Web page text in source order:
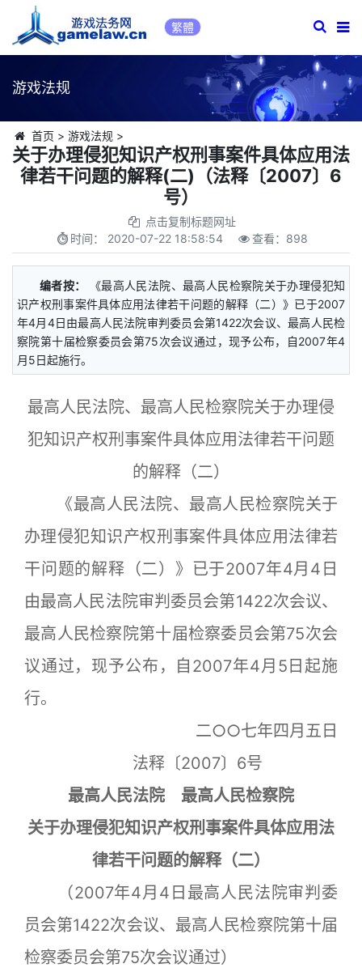
繁體
游戏法规
首页 > 游戏法规 >
关于办理侵犯知识产权刑事案件具体应用法
律若干问题的解释(二)（法释〔2007〕6
号）
点击复制标题网址
时间： 2020-07-22 18:58:54 查看： 898
编者按：
《最高人民法院、最高人民检察院关于办理侵犯知
识产权刑事案件具体应用法律若干问题的解释（二）》已于2007
年4月4日由最高人民法院审判委员会第1422次会议、最高人民检
察院第十届检察委员会第75次会议通过，现予公布，自2007年4
月5日起施行。
最高人民法院、最高人民检察院关于办理侵
犯知识产权刑事案件具体应用法律若干问题
的解释（二）
《最高人民法院、最高人民检察院关于
办理侵犯知识产权刑事案件具体应用法律若
干问题的解释（二）》已于2007年4月4日
由最高人民法院审判委员会第1422次会议、
最高人民检察院第十届检察委员会第75次会
议通过，现予公布，自2007年4月5日起施
行。
二○○七年四月五日
法释〔2007〕6号
最高人民法院 最高人民检察院
关于办理侵犯知识产权刑事案件具体应用法
律若干问题的解释（二）
（2007年4月4日最高人民法院审判委
员会第1422次会议、最高人民检察院第十届
检察委员会第75次会议通过）